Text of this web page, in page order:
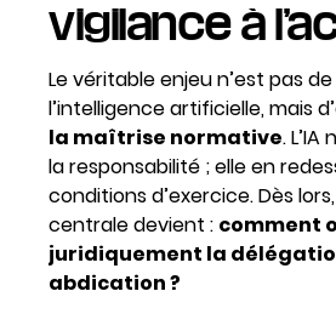
vigilance à
Le véritable enjeu n’est pas
l’intelligence artificielle, mais
la maîtrise normative.
la responsabilité ; elle en
conditions d’exercice. Dès
centrale devient : comment
juridiquement la
abdication ?